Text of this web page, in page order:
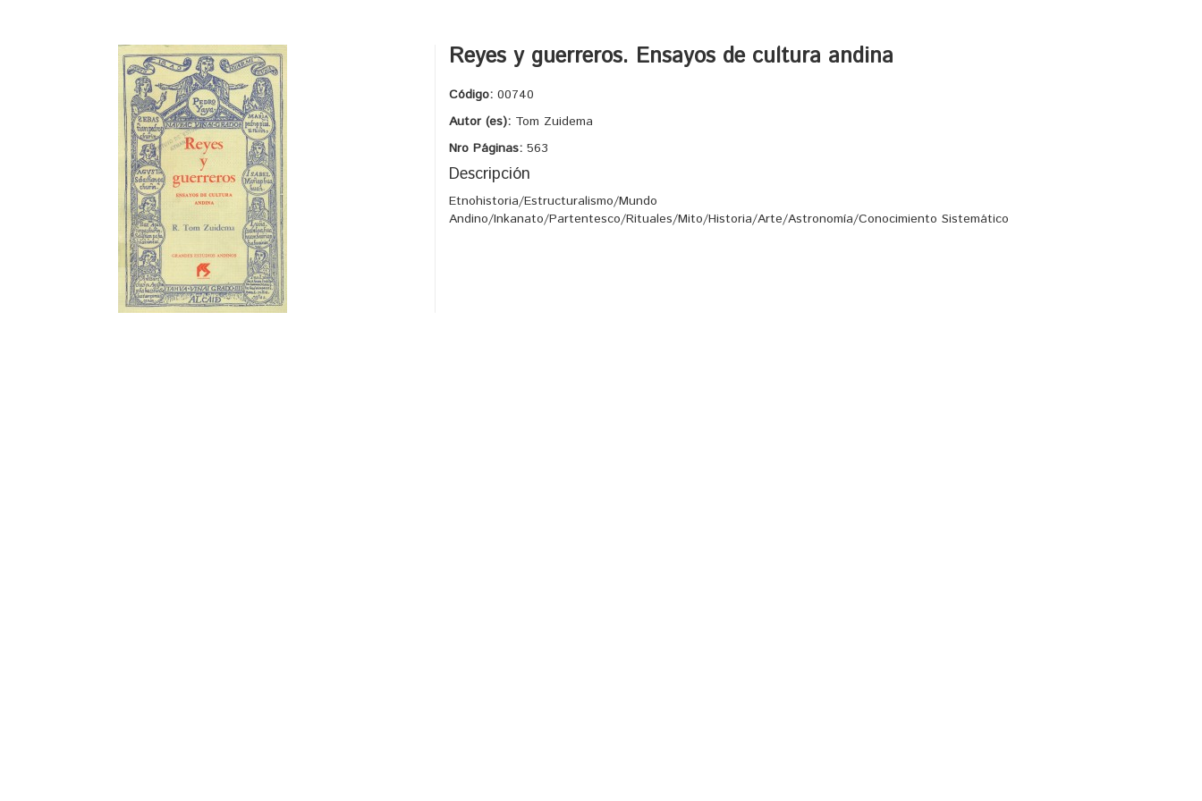
Reyes y guerreros. Ensayos de cultura andina
Código: 00740
Autor (es): Tom Zuidema
Nro Páginas: 563
Descripción
Etnohistoria/Estructuralismo/Mundo
Andino/Inkanato/Partentesco/Rituales/Mito/Historia/Arte/Astronomía/Conocimiento Sistemático